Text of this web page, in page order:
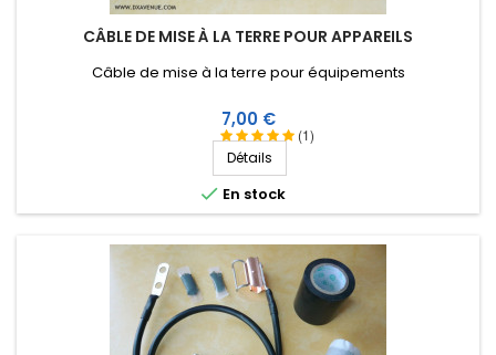
CÂBLE DE MISE À LA TERRE POUR APPAREILS
(1)
Câble de mise à la terre pour équipements
Prix
7,00 €
Détails
 En stock